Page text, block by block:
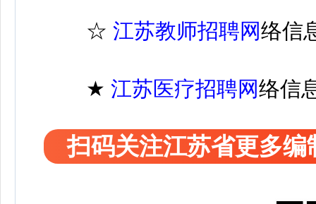
☆ 江苏教师招聘网络信
★ 江苏医疗招聘网络信
扫码关注江苏省更多